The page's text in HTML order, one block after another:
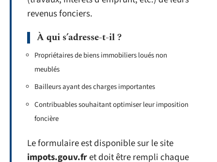
revenus fonciers.
À qui s’adresse-t-il ?
Propriétaires de biens immobiliers loués non
meublés
Bailleurs ayant des charges importantes
Contribuables souhaitant optimiser leur imposition
foncière
Le formulaire est disponible sur le site
impots.gouv.fret doit être rempli chaque